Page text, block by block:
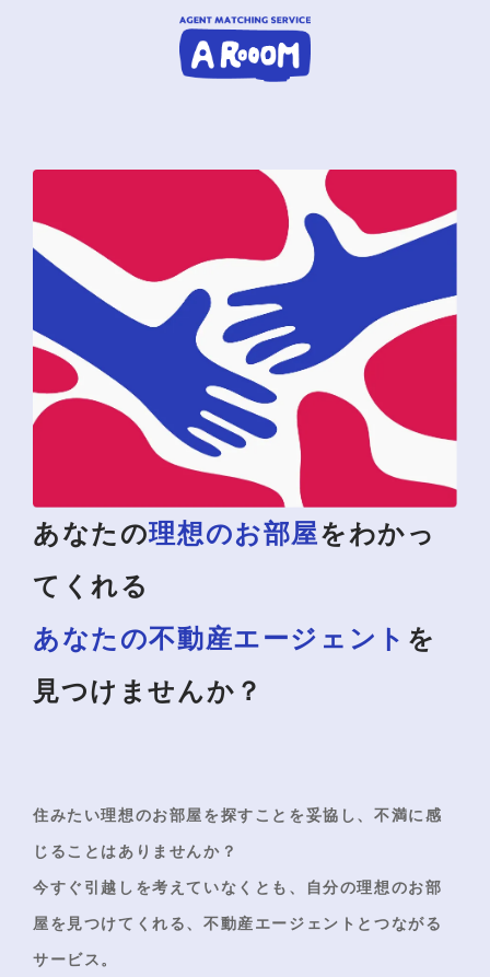
あなたの理想のお部屋をわかっ
てくれる
あなたの不動産エージェント を
見つけませんか？
住みたい理想のお部屋を探すことを妥協し、不満に感
じることはありませんか？
今すぐ引越しを考えていなくとも、 自分の理想のお部
屋を見つけてくれる、 不動産エージェントとつながる
サービス。